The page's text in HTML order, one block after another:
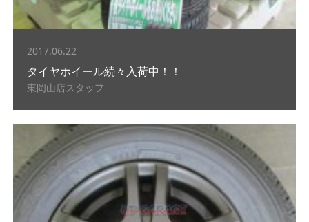
2017.06.22
タイヤホイール続々入荷中！！
東岡山店スタッフ